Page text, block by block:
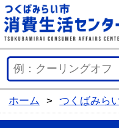
ホーム > つくばみら